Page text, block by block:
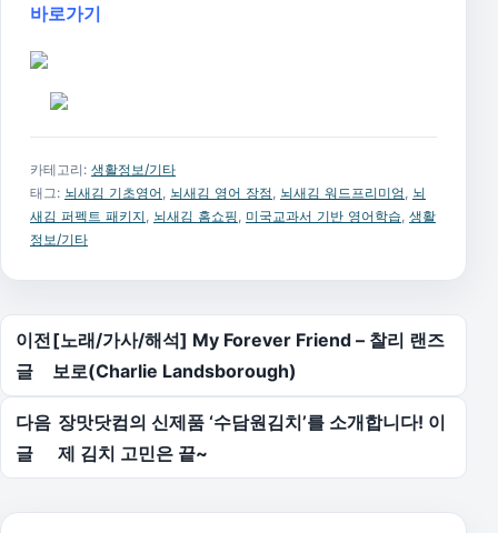
바로가기
카테고리: 생활정보/기타
태그: 뇌새김 기초영어, 뇌새김 영어 장점, 뇌새김 워드프리미엄, 뇌
새김 퍼펙트 패키지, 뇌새김 홈쇼핑, 미국교과서 기반 영어학습, 생활
정보/기타
글 탐색
이전
글
[노래/가사/해석] My Forever Friend – 찰리 랜즈
보로(Charlie Landsborough)
다음
글
장맛닷컴의 신제품 ‘수담원김치’를 소개합니다! 이
제 김치 고민은 끝~